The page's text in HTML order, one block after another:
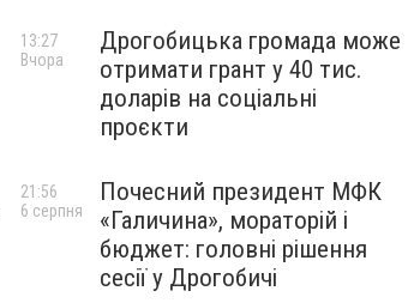
Дрогобицька громада може
отримати грант у 40 тис.
доларів на соціальні
проєкти
13:27
Вчора
Почесний президент МФК
«Галичина», мораторій і
бюджет: головні рішення
сесії у Дрогобичі
21:56
6 серпня